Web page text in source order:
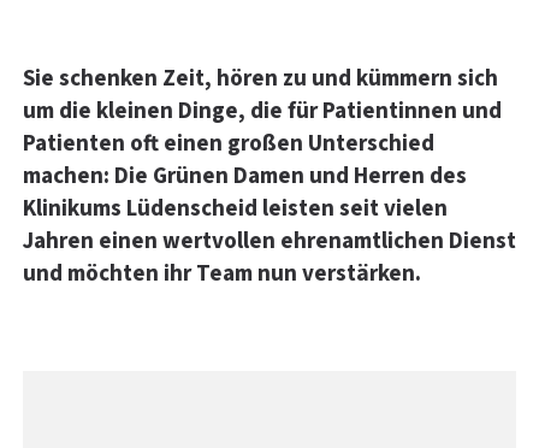
Sie schenken Zeit, hören zu und kümmern sich
um die kleinen Dinge, die für Patientinnen und
Patienten oft einen großen Unterschied
machen: Die Grünen Damen und Herren des
Klinikums Lüdenscheid leisten seit vielen
Jahren einen wertvollen ehrenamtlichen Dienst
und möchten ihr Team nun verstärken.